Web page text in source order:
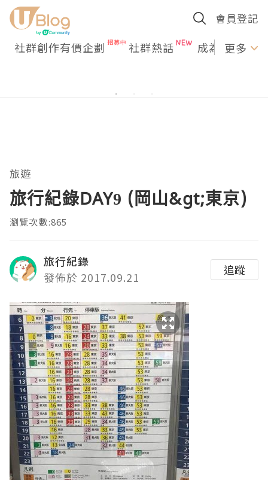
會員登記
社群創作有價企劃 社群熱話 成為U更多
旅遊
旅行紀錄DAY9 (岡山&gt;東京)
瀏覽次數:865
旅行紀錄
發佈於 2017.09.21
追蹤